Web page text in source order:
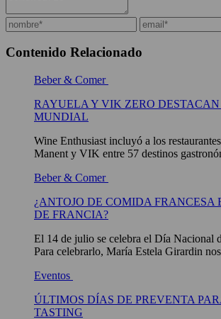
Contenido Relacionado
Beber & Comer
RAYUELA Y VIK ZERO DESTACAN
MUNDIAL
Wine Enthusiast incluyó a los
Manent y VIK entre 57 destinos
Beber & Comer
¿ANTOJO DE COMIDA FRANCESA
DE FRANCIA?
El 14 de julio se celebra el Día Nacional
Para celebrarlo, María Estela Girardin
Eventos
ÚLTIMOS DÍAS DE PREVENTA
TASTING